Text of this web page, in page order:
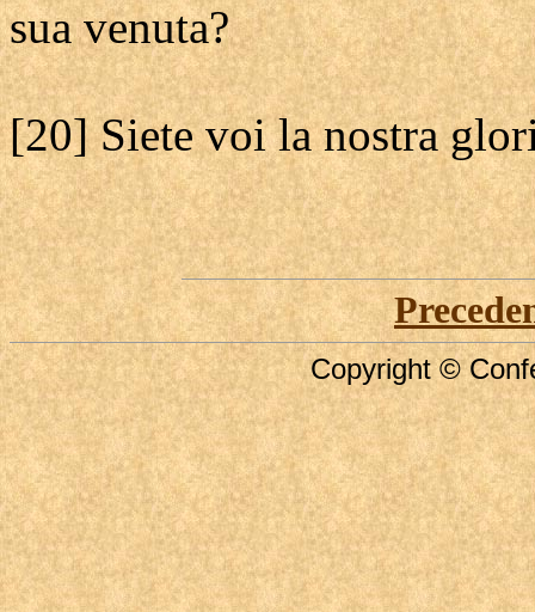
sua venuta?
[20] Siete voi la nostra
Copyright ©